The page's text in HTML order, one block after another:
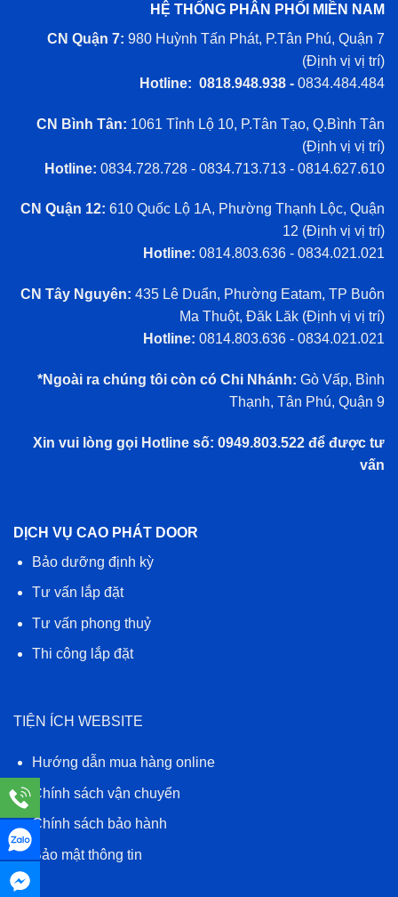
HỆ THỐNG PHÂN PHỐI MIỀN NAM
CN Quận 7: 980 Huỳnh Tấn Phát, P.Tân Phú, Quận 7
(Định vị vị trí)
Hotline: 0818.948.938 - 0834.484.484
CN Bình Tân: 1061 Tỉnh Lộ 10, P.Tân Tạo, Q.Bình Tân
(Định vị vị trí)
Hotline: 0834.728.728 - 0834.713.713 - 0814.627.610
CN Quận 12: 610 Quốc Lộ 1A, Phường Thạnh Lộc, Quận
12 (Định vị vị trí)
Hotline: 0814.803.636 - 0834.021.021
CN Tây Nguyên: 435 Lê Duẩn, Phường Eatam, TP Buôn
Ma Thuột, Đăk Lăk (Định vị vị trí)
Hotline: 0814.803.636 - 0834.021.021
*Ngoài ra chúng tôi còn có Chi Nhánh: Gò Vấp, Bình
Thạnh, Tân Phú, Quận 9
Xin vui lòng gọi Hotline số: 0949.803.522 để được tư
vấn
DỊCH VỤ CAO PHÁT DOOR
Bảo dưỡng định kỳ
Tư vấn lắp đặt
Tư vấn phong thuỷ
Thi công lắp đặt
TIỆN ÍCH WEBSITE
Hướng dẫn mua hàng online
Chính sách vận chuyển
Chính sách bảo hành
Bảo mật thông tin